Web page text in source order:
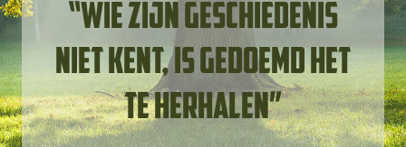
“Wie zijn geschiedenis
niet kent, is gedoemd het
te herhalen”